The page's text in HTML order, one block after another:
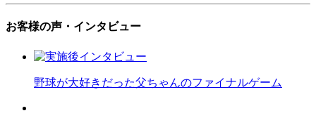
お客様の声・インタビュー
野球が大好きだった父ちゃんのファイナルゲーム